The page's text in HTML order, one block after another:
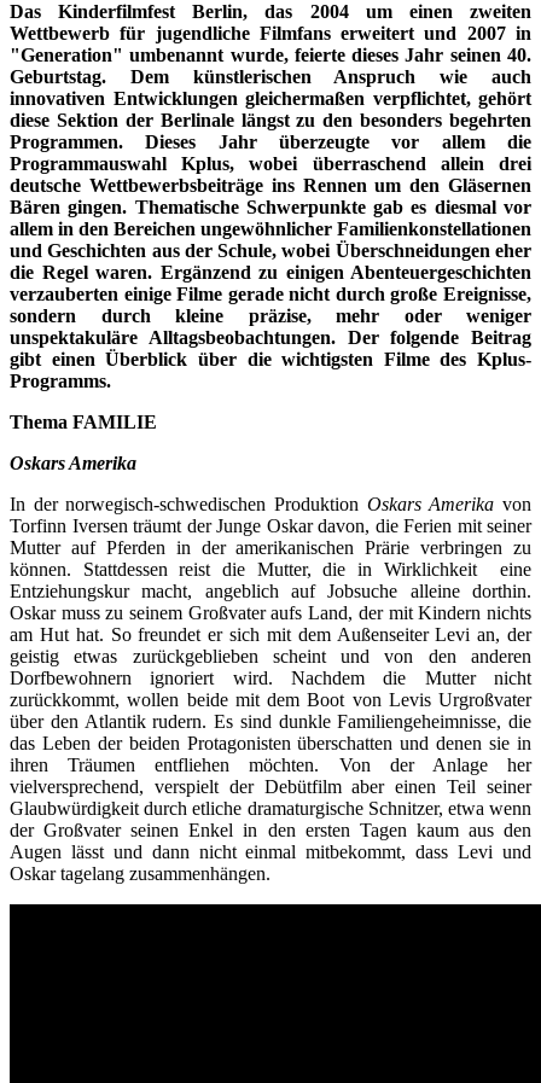
Das Kinderfilmfest Berlin, das 2004 um einen zweiten
Wettbewerb für jugendliche Filmfans erweitert und 2007 in
"Generation" umbenannt wurde, feierte dieses Jahr seinen 40.
Geburtstag. Dem künstlerischen Anspruch wie auch
innovativen Entwicklungen gleichermaßen verpflichtet, gehört
diese Sektion der Berlinale längst zu den besonders begehrten
Programmen. Dieses Jahr überzeugte vor allem die
Programmauswahl Kplus, wobei überraschend allein drei
deutsche Wettbewerbsbeiträge ins Rennen um den Gläsernen
Bären gingen. Thematische Schwerpunkte gab es diesmal vor
allem in den Bereichen ungewöhnlicher Familienkonstellationen
und Geschichten aus der Schule, wobei Überschneidungen eher
die Regel waren. Ergänzend zu einigen Abenteuergeschichten
verzauberten einige Filme gerade nicht durch große Ereignisse,
sondern durch kleine präzise, mehr oder weniger
unspektakuläre Alltagsbeobachtungen. Der folgende Beitrag
gibt einen Überblick über die wichtigsten Filme des Kplus-
Programms.
Thema FAMILIE
Oskars Amerika
In der norwegisch-schwedischen Produktion Oskars Amerika von
Torfinn Iversen träumt der Junge Oskar davon, die Ferien mit seiner
Mutter auf Pferden in der amerikanischen Prärie verbringen zu
können. Stattdessen reist die Mutter, die in Wirklichkeit eine
Entziehungskur macht, angeblich auf Jobsuche alleine dorthin.
Oskar muss zu seinem Großvater aufs Land, der mit Kindern nichts
am Hut hat. So freundet er sich mit dem Außenseiter Levi an, der
geistig etwas zurückgeblieben scheint und von den anderen
Dorfbewohnern ignoriert wird. Nachdem die Mutter nicht
zurückkommt, wollen beide mit dem Boot von Levis Urgroßvater
über den Atlantik rudern. Es sind dunkle Familiengeheimnisse, die
das Leben der beiden Protagonisten überschatten und denen sie in
ihren Träumen entfliehen möchten. Von der Anlage her
vielversprechend, verspielt der Debütfilm aber einen Teil seiner
Glaubwürdigkeit durch etliche dramaturgische Schnitzer, etwa wenn
der Großvater seinen Enkel in den ersten Tagen kaum aus den
Augen lässt und dann nicht einmal mitbekommt, dass Levi und
Oskar tagelang zusammenhängen.